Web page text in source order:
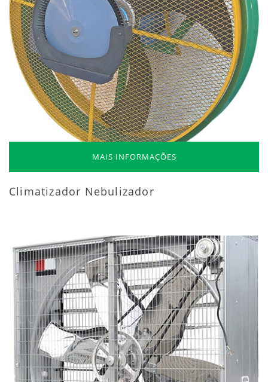
MAIS INFORMAÇÕES
Climatizador Nebulizador